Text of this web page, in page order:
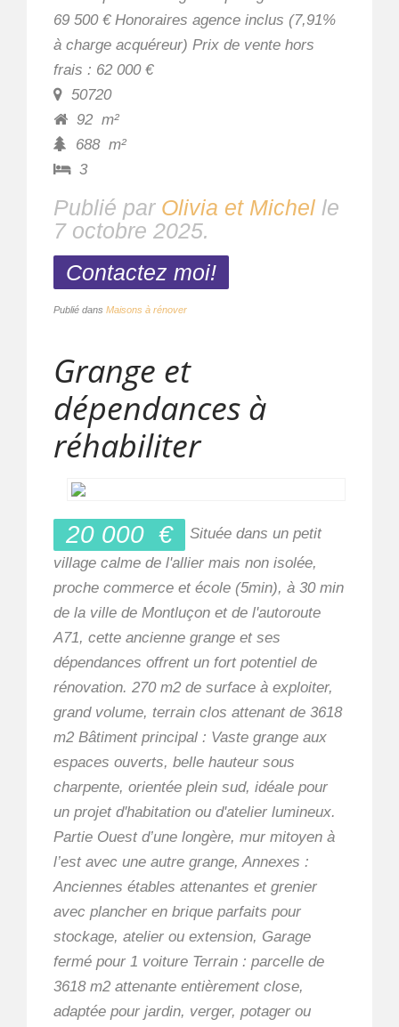
69 500 € Honoraires agence inclus (7,91%
à charge acquéreur) Prix de vente hors
frais : 62 000 €
50720
92 m²
688 m²
3
Publié par Olivia et Michel le
7 octobre 2025.
Contactez moi!
Publié dans Maisons à rénover
Grange et
dépendances à
réhabiliter
20 000 €
Située dans un petit
village calme de l'allier mais non isolée,
proche commerce et école (5min), à 30 min
de la ville de Montluçon et de l'autoroute
A71, cette ancienne grange et ses
dépendances offrent un fort potentiel de
rénovation. 270 m2 de surface à exploiter,
grand volume, terrain clos attenant de 3618
m2 Bâtiment principal : Vaste grange aux
espaces ouverts, belle hauteur sous
charpente, orientée plein sud, idéale pour
un projet d'habitation ou d'atelier lumineux.
Partie Ouest d’une longère, mur mitoyen à
l’est avec une autre grange, Annexes :
Anciennes étables attenantes et grenier
avec plancher en brique parfaits pour
stockage, atelier ou extension, Garage
fermé pour 1 voiture Terrain : parcelle de
3618 m2 attenante entièrement close,
adaptée pour jardin, verger, potager ou